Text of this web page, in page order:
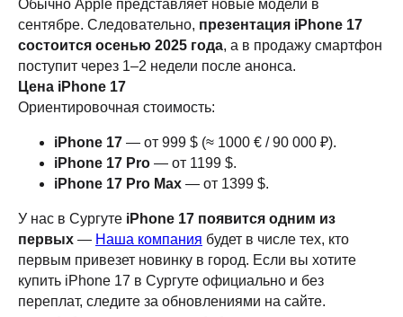
Обычно Apple представляет новые модели в
сентябре. Следовательно, презентация iPhone 17
состоится осенью 2025 года, а в продажу смартфон
поступит через 1–2 недели после анонса.
Цена iPhone 17
Ориентировочная стоимость:
iPhone 17 — от 999 $ (≈ 1000 € / 90 000 ₽).
iPhone 17 Pro — от 1199 $.
iPhone 17 Pro Max — от 1399 $.
У нас в Сургуте iPhone 17 появится одним из
первых — Наша компания будет в числе тех, кто
первым привезет новинку в город. Если вы хотите
купить iPhone 17 в Сургуте официально и без
переплат, следите за обновлениями на сайте.
Написать руководству
2026 © Магазин Просервис. Сайт носит сугубо информационный
характер и не является публичной офертой, определяемой Статьей
437 (2) ГК РФ. Apple, логотип Apple и изображения Apple являются
США и других странах. App Store является знаком обслуживания
компании Apple Inc. Instagram принадлежит компании Meta,
признанной экстремистской организацией и запрещенной в РФ. Наш
сайт, его материалы, дизайн являются объектами авторского
права. Все права защищены и охраняются законом. Запрещается
использование любых материалов сайта без письменного
разрешения правообладателя. При полном или частичом
использовании материалов гиперссылка на https://proservice.one
обязательна.
proservice.one@mail.ru
Перезвоните мне